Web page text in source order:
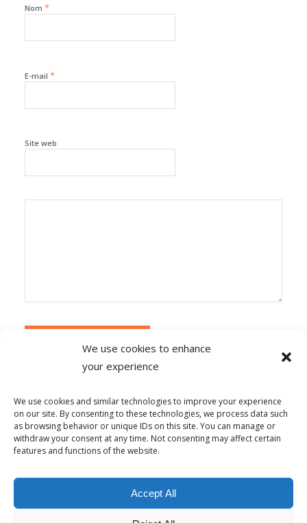
We use cookies to enhance
your experience
We use cookies and similar technologies to improve your experience
on our site. By consenting to these technologies, we process data such
as browsing behavior or unique IDs on this site. You can manage or
withdraw your consent at any time. Not consenting may affect certain
features and functions of the website.
Accept All
Nom *
E-mail *
Site web
Ce site utilise Akismet pour réduire les
données de vos commentaires sont traitées.
© Copyright - Alpha-b 2019-2026 -powered by Enfold WordPress